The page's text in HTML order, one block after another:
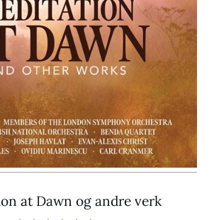
at Dawn og andre verk